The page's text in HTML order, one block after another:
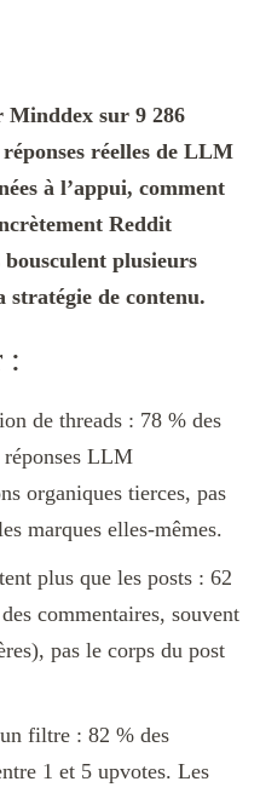
Minddex sur 9 286
réelles de LLM
à l’appui, comment
Reddit
plusieurs
stratégie de contenu.
:
de threads : 78 % des
LLM
organiques tierces, pas
marques elles-mêmes.
plus que les posts : 62
commentaires, souvent
pas le corps du post
filtre : 82 % des
1 et 5 upvotes. Les